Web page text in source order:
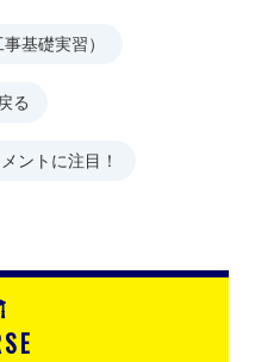
基礎実習）
る
ントに注目！